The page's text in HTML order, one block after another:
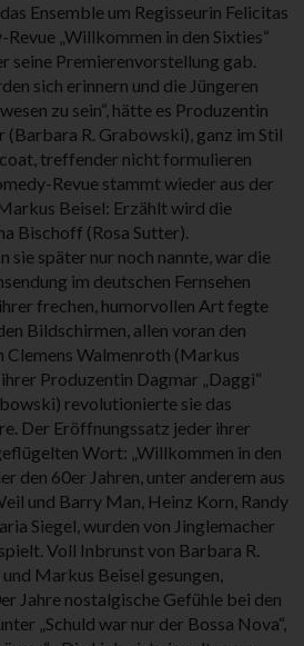
Ensemble um Regisseurin Felicitas
„Willkommen in den Sixties“
seine Premierenvorstellung gab.
sich erinnern und die Jüngeren
zu sein“, hätte es Produzentin
(Barbara R. Grabowski), ganz im Stil
treffender nicht formulieren
Revue stammt wieder aus der
Beisel: Erzählt wird die
Bischoff (Rosa Sutter).
sie später nur noch nannte, war die
im deutschen Fernsehen
frechen, humorvollen Art fegte
Bildschirmen, allen voran den
Clemens Walmenroth (Markus
Produzentin Dagmar „Daggi“
revolutionierte sie das
Der Eröffnungssatz jeder ihrer
Wort: „Willkommen in den
den 60er Jahren, unter anderem aus
und Barry Man, Heinz Korn, Randy
Siegel, wurden von Jinglemacher
Voll Inbrunst von Barbara R.
Markus Beisel gesungen,
Jahre nostalgische Gefühle bei den
„Schuld war nur der Bossa Nova“,